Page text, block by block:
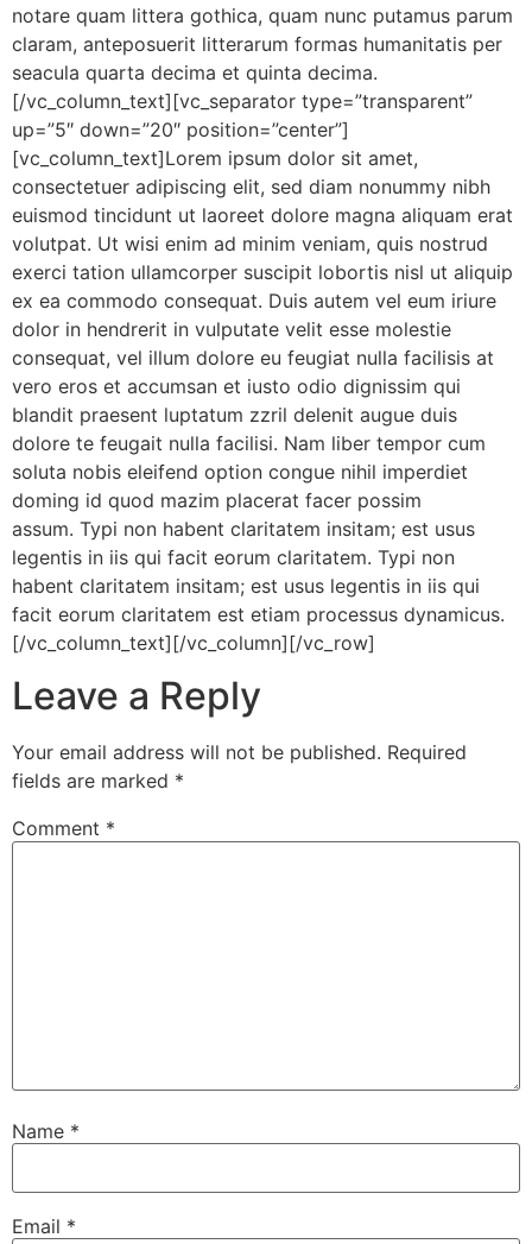
notare quam littera gothica, quam nunc putamus parum
claram, anteposuerit litterarum formas humanitatis per
seacula quarta decima et quinta decima.
[/vc_column_text][vc_separator type=”transparent”
up=”5″ down=”20″ position=”center”]
[vc_column_text]Lorem ipsum dolor sit amet,
consectetuer adipiscing elit, sed diam nonummy nibh
euismod tincidunt ut laoreet dolore magna aliquam erat
volutpat. Ut wisi enim ad minim veniam, quis nostrud
exerci tation ullamcorper suscipit lobortis nisl ut aliquip
ex ea commodo consequat. Duis autem vel eum iriure
dolor in hendrerit in vulputate velit esse molestie
consequat, vel illum dolore eu feugiat nulla facilisis at
vero eros et accumsan et iusto odio dignissim qui
blandit praesent luptatum zzril delenit augue duis
dolore te feugait nulla facilisi. Nam liber tempor cum
soluta nobis eleifend option congue nihil imperdiet
doming id quod mazim placerat facer possim
assum. Typi non habent claritatem insitam; est usus
legentis in iis qui facit eorum claritatem. Typi non
habent claritatem insitam; est usus legentis in iis qui
facit eorum claritatem est etiam processus dynamicus.
[/vc_column_text][/vc_column][/vc_row]
Leave a Reply
Your email address will not be published. Required
fields are marked *
Comment *
Name *
Email *